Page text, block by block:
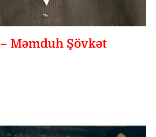
– Məmduh Şövkət